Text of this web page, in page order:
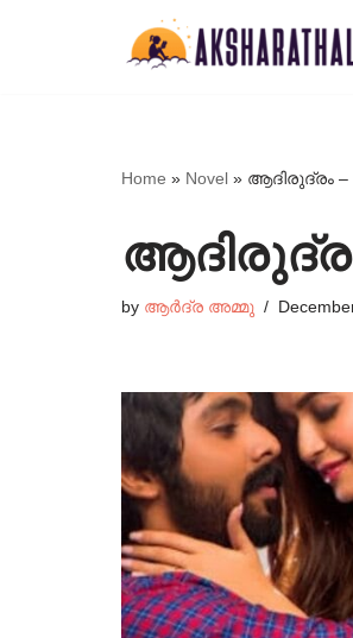
Home » Novel » ആദിരുദ്രം –
ആദിരുദ്രം
by ആർദ്ര അമ്മു